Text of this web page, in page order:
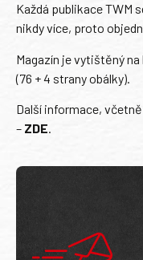
Každá publikace TWM
nikdy více, proto
Magazín je vytištěný
(76 + 4 strany obálky).
Další informace,
– ZDE.